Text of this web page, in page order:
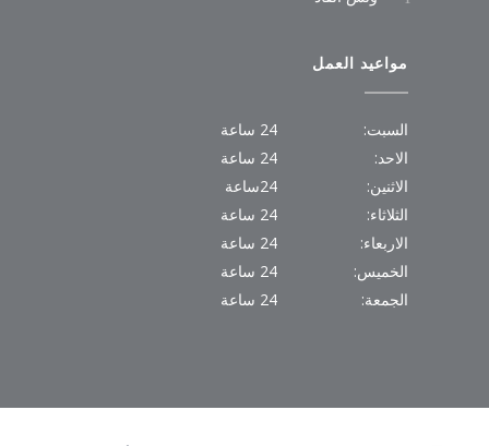
مواعيد العمل
السبت:
24 ساعة
الاحد:
24 ساعة
الاثنين:
24ساعة
الثلاثاء:
24 ساعة
الاربعاء:
24 ساعة
الخميس:
24 ساعة
الجمعة:
24 ساعة